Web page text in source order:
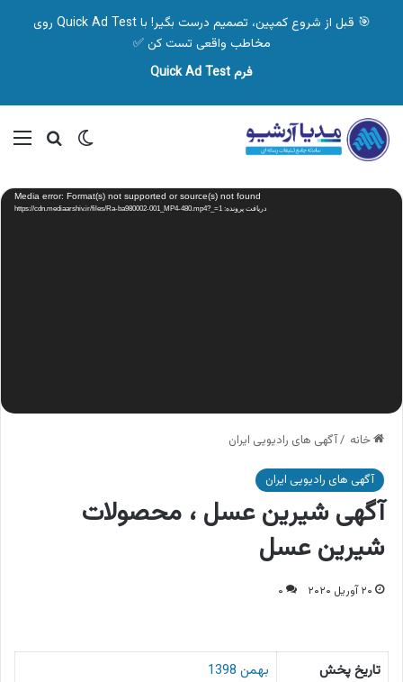
🎯 قبل از شروع کمپین، تصمیم درست بگیر! با Quick Ad Test روی
مخاطب واقعی تست کن ✅
فرم Quick Ad Test
تغییر پوسته
نمایشگر
ویدیو Media error: Format(s) not supported or source(s) not found
دریافت پرونده: https://cdn.mediaarshiv.ir/files/Ra-ba980002-001_MP4-480.mp4?_=1
خانه /آگهی های رادیویی ایران
آگهی های رادیویی ایران
آگهی شیرین عسل ، محصولات
شیرین عسل
۲۰ آوریل ۲۰۲۰ ۰
تاریخ پخش
بهمن 1398